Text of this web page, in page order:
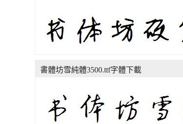
書體坊雪純體3500.ttf字體下載